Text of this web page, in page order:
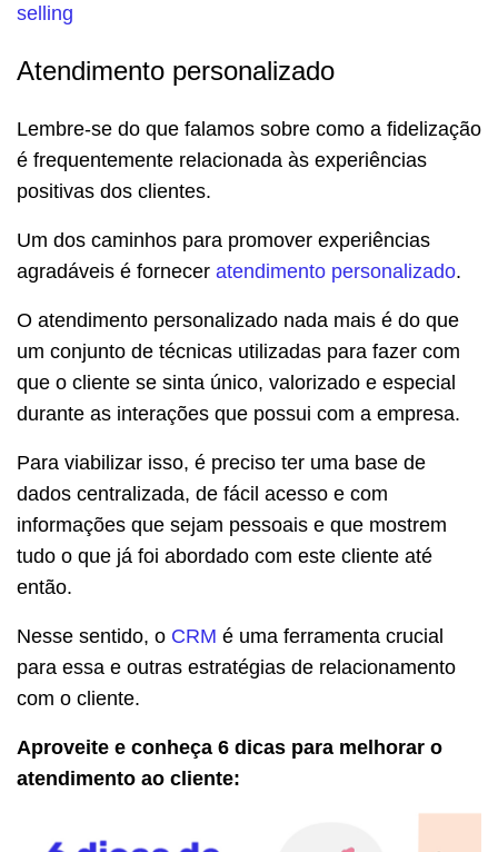
selling
Atendimento personalizado
Lembre-se do que falamos sobre como a fidelização
é frequentemente relacionada às experiências
positivas dos clientes.
Um dos caminhos para promover experiências
agradáveis é fornecer atendimento personalizado.
O atendimento personalizado nada mais é do que
um conjunto de técnicas utilizadas para fazer com
que o cliente se sinta único, valorizado e especial
durante as interações que possui com a empresa.
Para viabilizar isso, é preciso ter uma base de
dados centralizada, de fácil acesso e com
informações que sejam pessoais e que mostrem
tudo o que já foi abordado com este cliente até
então.
Nesse sentido, o CRM é uma ferramenta crucial
para essa e outras estratégias de relacionamento
com o cliente.
Aproveite e conheça 6 dicas para melhorar o
atendimento ao cliente: